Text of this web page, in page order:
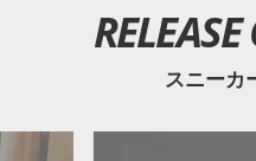
スニーカ